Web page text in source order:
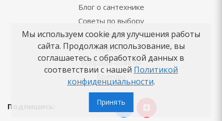
Блог о сантехнике
Советы по выбору
Как заказать
Новости
Вопросы-ответы
Бренды
Подпишись:
Мы используем cookie для улучшения работы
сайта. Продолжая использование, вы
соглашаетесь с обработкой данных в
соответствии с нашей Политикой
конфиденциальности.
Принять